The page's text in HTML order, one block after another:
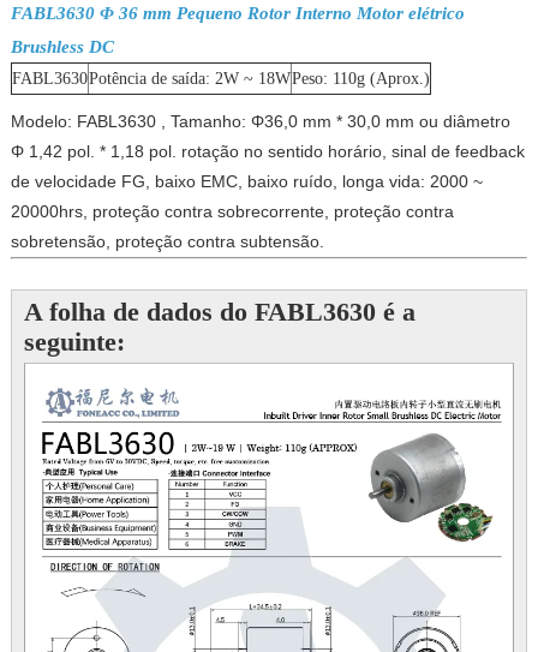
FABL3630 Φ 36 mm Pequeno Rotor Interno Motor elétrico
Brushless DC
FABL3630Potência de saída: 2W ~ 18WPeso: 110g (Aprox.)
Modelo: FABL3630
, Tamanho: Φ36,0 mm * 30,0 mm ou diâmetro
Φ 1,42 pol. * 1,18 pol. rotação no sentido horário, sinal de feedback
de velocidade FG, baixo EMC, baixo ruído, longa vida: 2000 ~
20000hrs, proteção contra sobrecorrente, proteção contra
sobretensão, proteção contra subtensão.
A folha de dados do FABL3630 é a
seguinte: